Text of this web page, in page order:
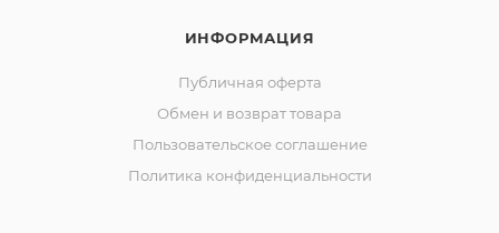
ИНФОРМАЦИЯ
Публичная оферта
Обмен и возврат товара
Пользовательское соглашение
Политика конфиденциальности